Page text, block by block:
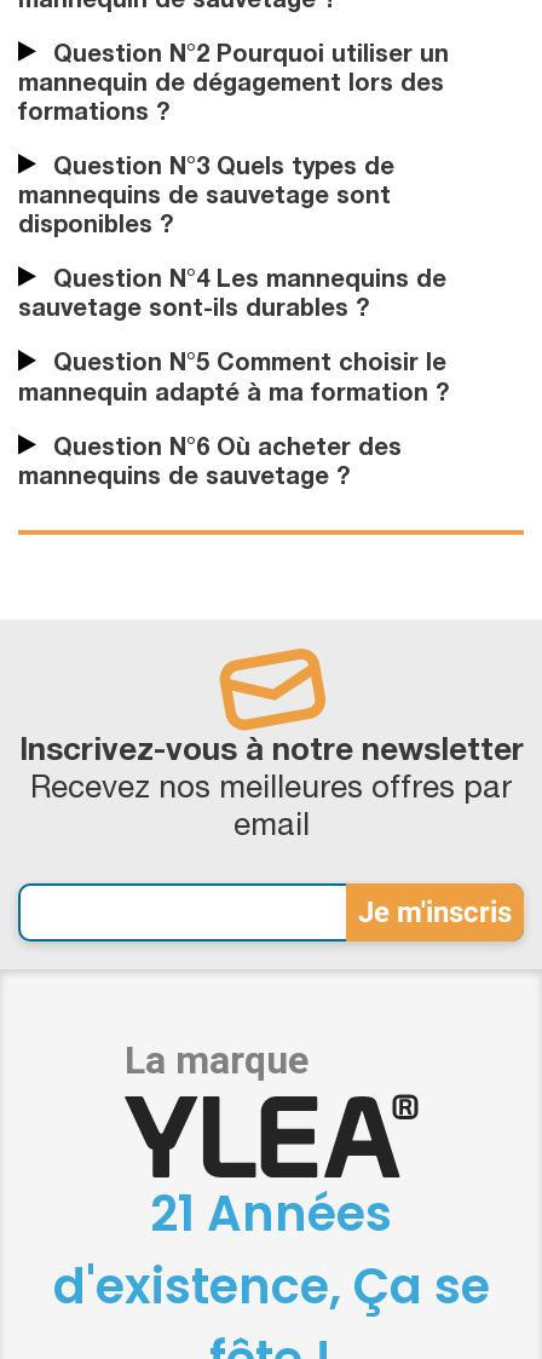
Question N°2 Pourquoi utiliser un
mannequin de dégagement lors des
formations ?
Question N°3 Quels types de
mannequins de sauvetage sont
disponibles ?
Question N°4 Les mannequins de
sauvetage sont-ils durables ?
Question N°5 Comment choisir le
mannequin adapté à ma formation ?
Question N°6 Où acheter des
mannequins de sauvetage ?
Inscrivez-vous à notre newsletter
Recevez nos meilleures offres par
email
21 Années
d'existence, Ça se